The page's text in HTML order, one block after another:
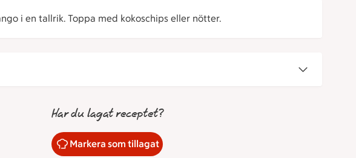
i en tallrik. Toppa med kokoschips eller nötter.
Har du lagat receptet?
Markera som tillagat